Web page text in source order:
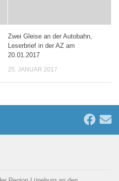
Zwei Gleise an der Autobahn,
Leserbrief in der AZ am
20.01.2017
25. JANUAR 2017